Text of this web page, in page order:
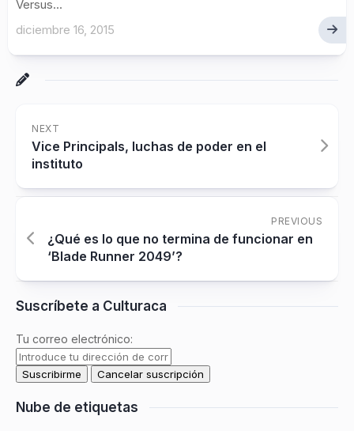
Versus...
diciembre 16, 2015
NEXT
Vice Principals, luchas de poder en el
instituto
PREVIOUS
¿Qué es lo que no termina de funcionar en
‘Blade Runner 2049’?
Suscríbete a Culturaca
Tu correo electrónico:
Nube de etiquetas